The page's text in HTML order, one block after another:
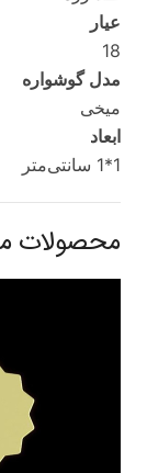
عیار
18
مدل گوشواره
میخی
ابعاد
1*1 سانتی‌متر
محصولات